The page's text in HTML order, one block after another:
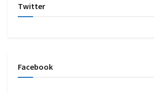
Twitter
Facebook